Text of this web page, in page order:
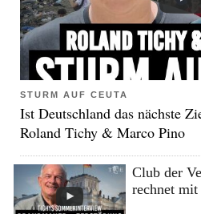
STURM AUF CEUTA
Ist Deutschland das nächste
Roland Tichy & Marco Pino
Club der
rechnet